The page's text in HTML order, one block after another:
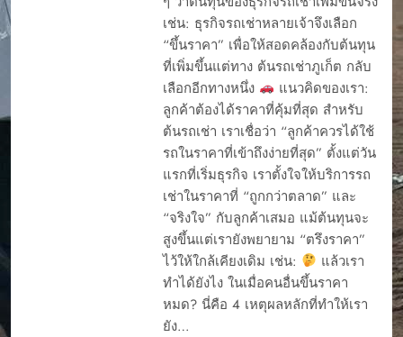
เช่น: ธุรกิจรถเช่าหลายเจ้าจึงเลือก
“ขึ้นราคา” เพื่อให้สอดคล้องกับต้นทุน
ที่เพิ่มขึ้นแต่ทาง ต้นรถเช่าภูเก็ต กลับ
เลือกอีกทางหนึ่ง
แนวคิดของเรา:
ลูกค้าต้องได้ราคาที่คุ้มที่สุด สำหรับ
ต้นรถเช่า เราเชื่อว่า “ลูกค้าควรได้ใช้
รถในราคาที่เข้าถึงง่ายที่สุด” ตั้งแต่วัน
แรกที่เริ่มธุรกิจ เราตั้งใจให้บริการรถ
เช่าในราคาที่ “ถูกกว่าตลาด” และ
“จริงใจ” กับลูกค้าเสมอ แม้ต้นทุนจะ
สูงขึ้นแต่เรายังพยายาม “ตรึงราคา”
ไว้ให้ใกล้เคียงเดิม เช่น:
แล้วเรา
ทำได้ยังไง ในเมื่อคนอื่นขึ้นราคา
หมด? นี่คือ 4 เหตุผลหลักที่ทำให้เรา
ยัง…